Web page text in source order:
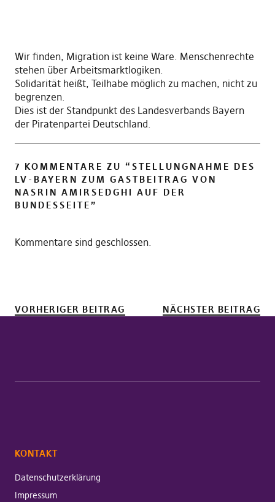
Wir finden, Migration ist keine Ware. Menschenrechte
stehen über Arbeitsmarktlogiken.
Solidarität heißt, Teilhabe möglich zu machen, nicht zu
begrenzen.
Dies ist der Standpunkt des Landesverbands Bayern
der Piratenpartei Deutschland.
7 KOMMENTARE ZU “ STELLUNGNAHME DES
LV-BAYERN ZUM GASTBEITRAG VON
NASRIN AMIRSEDGHI AUF DER
BUNDESSEITE”
Kommentare sind geschlossen.
VORHERIGER BEITRAG NÄCHSTER BEITRAG
KONTAKT
Datenschutzerklärung
Impressum